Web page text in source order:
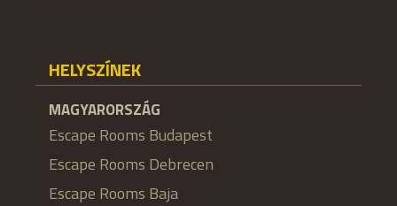
HELYSZÍNEK
MAGYARORSZÁG
Escape Rooms Budapest
Escape Rooms Debrecen
Escape Rooms Baja